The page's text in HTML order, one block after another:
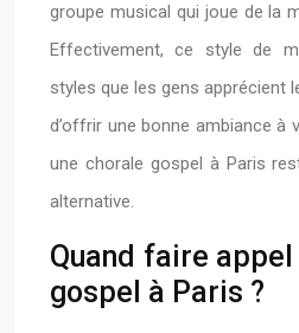
groupe musical qui joue de la
Effectivement, ce style de
styles que les gens apprécient
d’offrir une bonne ambiance à
une chorale gospel à Paris
alternative.
Quand faire
gospel à Paris ?